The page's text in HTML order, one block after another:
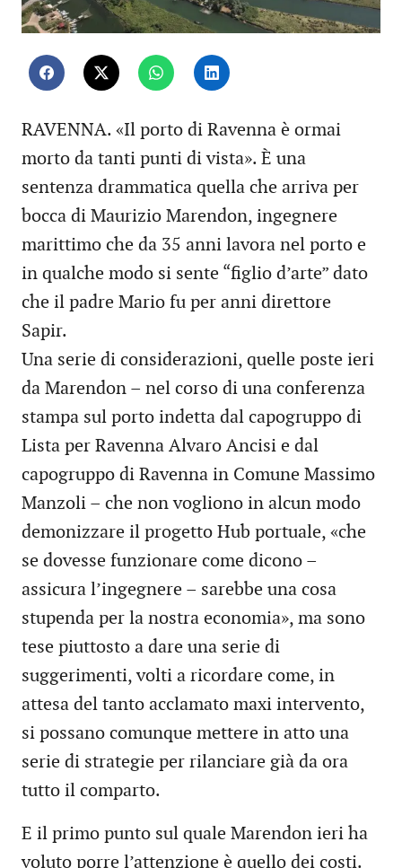
RAVENNA. «Il porto di Ravenna è ormai
morto da tanti punti di vista». È una
sentenza drammatica quella che arriva per
bocca di Maurizio Marendon, ingegnere
marittimo che da 35 anni lavora nel porto e
in qualche modo si sente “figlio d’arte” dato
che il padre Mario fu per anni direttore
Sapir.
Una serie di considerazioni, quelle poste ieri
da Marendon – nel corso di una conferenza
stampa sul porto indetta dal capogruppo di
Lista per Ravenna Alvaro Ancisi e dal
capogruppo di Ravenna in Comune Massimo
Manzoli – che non vogliono in alcun modo
demonizzare il progetto Hub portuale, «che
se dovesse funzionare come dicono –
assicura l’ingegnere – sarebbe una cosa
stupenda per la nostra economia», ma sono
tese piuttosto a dare una serie di
suggerimenti, volti a ricordare come, in
attesa del tanto acclamato maxi intervento,
si possano comunque mettere in atto una
serie di strategie per rilanciare già da ora
tutto il comparto.
E il primo punto sul quale Marendon ieri ha
voluto porre l’attenzione è quello dei costi.